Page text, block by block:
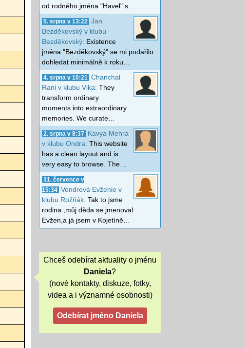
od rodného jména "Havel" s…
5. srpna v 13:22
Jan
Bezděkovský v klubu
Bezděkovský: Existence
jména "Bezděkovský" se mi podařilo
dohledat minimálně k roku…
4. srpna v 10:21
Chanchal
Rani v klubu Vika: They
transform ordinary
moments into extraordinary
memories. We curate…
2. srpna v 8:37
Kavya Mehra
v klubu Ondra: This website
has a clean layout and is
very easy to browse. The…
31. července v
15:34 Vondrová Evženie v
klubu Rožňák: Tak to jsme
rodina ,můj děda se jmenoval
Evžen,a já jsem v Kojetíně…
Chceš odebírat aktuality o jménu
Daniela?
(nové kontakty, diskuze, fotky,
videa a i významné osobnosti)